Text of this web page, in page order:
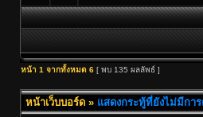
หน้า 1 จากทั้งหมด 6 [ พบ 135 ผลลัพธ์ ]
หน้าเว็บบอร์ด » แสดงกระทู้ที่ยังไม่มีกา